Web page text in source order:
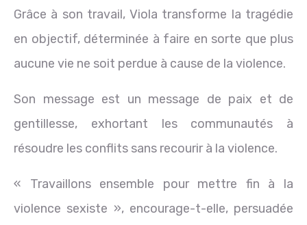
Grâce à son travail, Viola transforme la tragédie
en objectif, déterminée à faire en sorte que plus
aucune vie ne soit perdue à cause de la violence.
Son message est un message de paix et de
gentillesse, exhortant les communautés à
résoudre les conflits sans recourir à la violence.
« Travaillons ensemble pour mettre fin à la
violence sexiste », encourage-t-elle, persuadée